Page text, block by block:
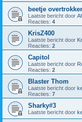
beetje
Laatste bericht door
Reacties: 4
KrisZ400
Laatste bericht door
Reacties: 2
Capitol
Laatste bericht door
Reacties: 2
Blaster Thom
Laatste bericht door
Reacties: 7
Sharky#3
Laatste bericht door